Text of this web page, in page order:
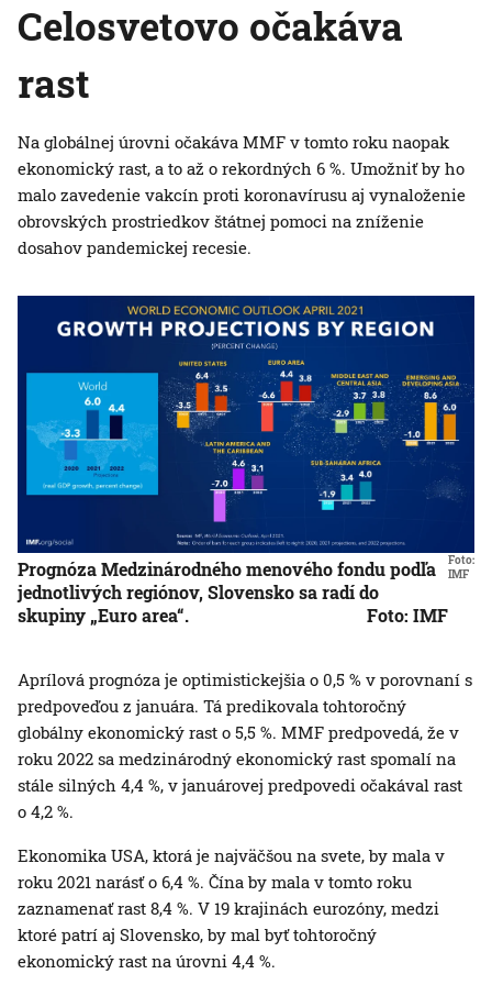
Celosvetovo očakáva
rast
Na globálnej úrovni očakáva MMF v tomto roku naopak
ekonomický rast, a to až o rekordných 6 %. Umožniť by ho
malo zavedenie vakcín proti koronavírusu aj vynaloženie
obrovských prostriedkov štátnej pomoci na zníženie
dosahov pandemickej recesie.
Prognóza Medzinárodného menového fondu podľa
jednotlivých regiónov, Slovensko sa radí do
skupiny „Euro area“.
Foto: IMF
Foto:
IMF
Aprílová prognóza je optimistickejšia o 0,5 % v porovnaní s
predpoveďou z januára. Tá predikovala tohtoročný
globálny ekonomický rast o 5,5 %. MMF predpovedá, že v
roku 2022 sa medzinárodný ekonomický rast spomalí na
stále silných 4,4 %, v januárovej predpovedi očakával rast
o 4,2 %.
Ekonomika USA, ktorá je najväčšou na svete, by mala v
roku 2021 narásť o 6,4 %. Čína by mala v tomto roku
zaznamenať rast 8,4 %. V 19 krajinách eurozóny, medzi
ktoré patrí aj Slovensko, by mal byť tohtoročný
ekonomický rast na úrovni 4,4 %.